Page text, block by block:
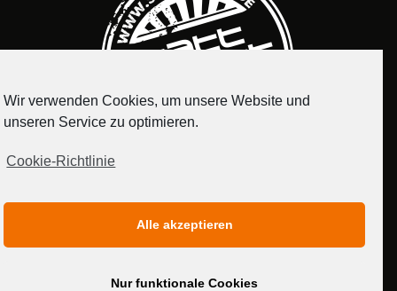
MEDIADATEN
Wir verwenden Cookies, um unsere Website und
unseren Service zu optimieren.
Cookie-Richtlinie
Alle akzeptieren
Nur funktionale Cookies